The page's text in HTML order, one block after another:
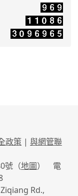
政策 | 與網管聯
號（地圖） 電
Rd.,